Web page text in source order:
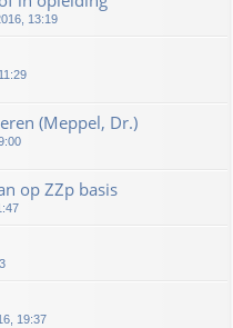
13:19
(Meppel, Dr.)
op ZZp basis
19:37